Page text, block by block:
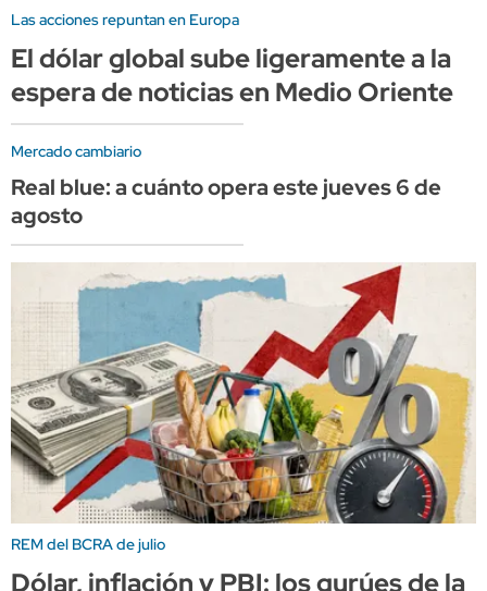
Las acciones repuntan en Europa
El dólar global sube ligeramente a la
espera de noticias en Medio Oriente
Mercado cambiario
Real blue: a cuánto opera este jueves 6 de
agosto
REM del BCRA de julio
Dólar, inflación y PBI: los gurúes de la